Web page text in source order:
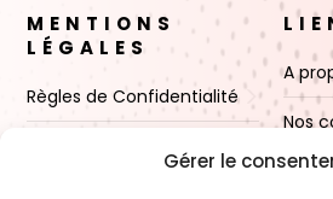
Gérer le
MENTIONS
LÉGALES
Règles de Confidentialité
A
Nos
Nos